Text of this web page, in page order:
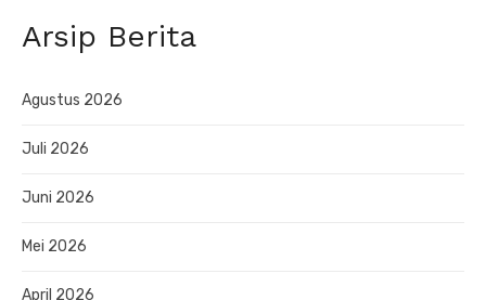
Arsip Berita
Agustus 2026
Juli 2026
Juni 2026
Mei 2026
April 2026